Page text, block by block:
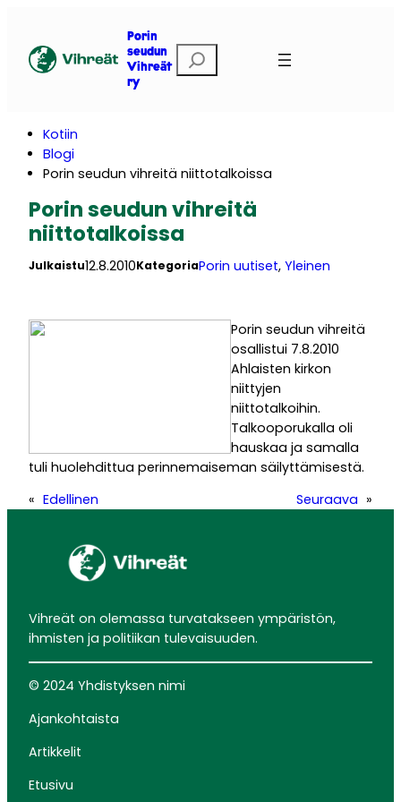
Porin
seudun
Vihreät
ry
t
Kotiin
Blogi
Porin seudun vihreitä niittotalkoissa
Porin seudun vihreitä
niittotalkoissa
Julkaistu12.8.2010KategoriaPorin uutiset, Yleinen
Porin seudun vihreitä
osallistui 7.8.2010
Ahlaisten kirkon
niittyjen
niittotalkoihin.
Talkooporukalla oli
hauskaa ja samalla
tuli huolehdittua perinnemaiseman säilyttämisestä.
« Edellinen Seuraava »
Vihreät on olemassa turvatakseen ympäristön,
ihmisten ja politiikan tulevaisuuden.
© 2024 Yhdistyksen nimi
Ajankohtaista
Artikkelit
Etusivu